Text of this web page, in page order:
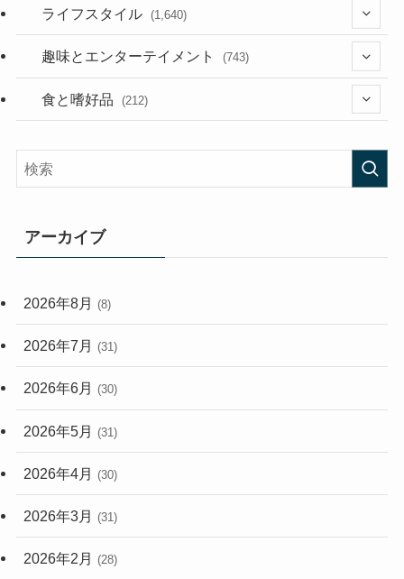
(187)
(118)
(181)
ライフスタイル (1,640)
(395)
(282)
(33)
(248)
趣味とエンターテイメント (743)
(56)
食と嗜好品 (212)
アーカイブ
2026年8月 (8)
2026年7月 (31)
2026年6月 (30)
2026年5月 (31)
2026年4月 (30)
2026年3月 (31)
2026年2月 (28)